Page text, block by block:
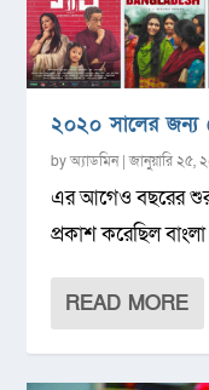
২০২০ সালের জন্য
byঅ্যাডমিন|জানুয়ারি ২৫,
এর আগেও বছরের
প্রকাশ করেছিল
READ MORE